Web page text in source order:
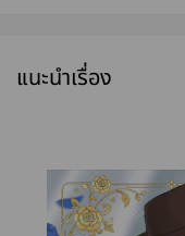
แนะนำเรื่อง